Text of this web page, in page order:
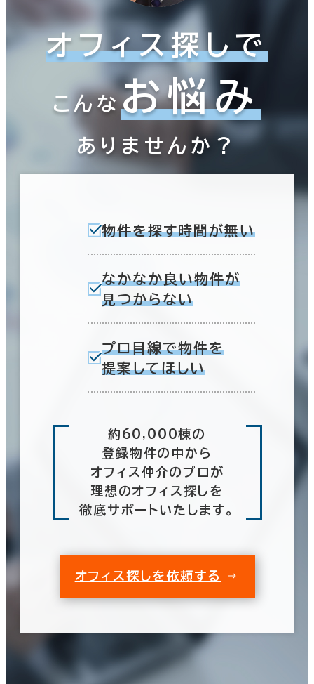
オフィス探しで
こんなお悩み
ありませんか？
物件を探す時間が無い
なかなか良い物件が
見つからない
プロ目線で物件を
提案してほしい
約60,000棟の
登録物件の中から
オフィス仲介のプロが
理想のオフィス探しを
徹底サポートいたします。
オフィス探しを依頼する